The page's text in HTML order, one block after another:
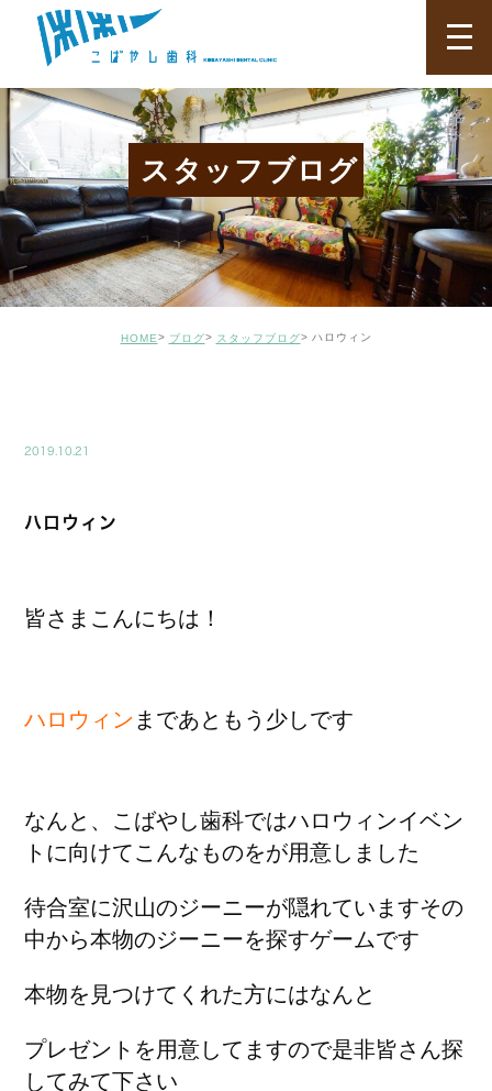
スタッフブログ
HOME ブログ スタッフブログ ハロウィン
2019.10.21
ハロウィン
皆さまこんにちは！
ハロウィン まであともう少しです
なんと、こばやし歯科ではハロウィンイベン
トに向けてこんなものをが用意しました
待合室に沢山のジーニーが隠れていますその
中から本物のジーニーを探すゲームです
本物を見つけてくれた方にはなんと
プレゼントを用意してますので是非皆さん探
してみて下さい